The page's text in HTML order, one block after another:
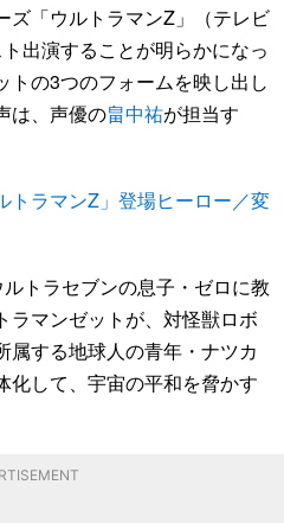
ズ「ウルトラマンZ」（テレビ
出演することが明らかになっ
トの3つのフォームを映し出し
は、声優の畠中祐が担当す
トラマンZ」登場ヒーロー／変
トラセブンの息子・ゼロに教
ラマンゼットが、対怪獣ロボ
属する地球人の青年・ナツカ
化して、宇宙の平和を脅かす